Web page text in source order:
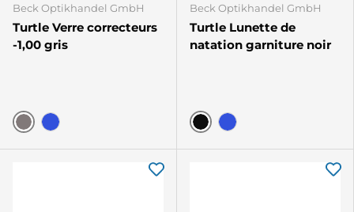
Beck Optikhandel GmbH
Turtle Verre correcteurs
-1,00 gris
Gris
Beck Optikhandel GmbH
Turtle Lunette de
natation garniture noir
Noir